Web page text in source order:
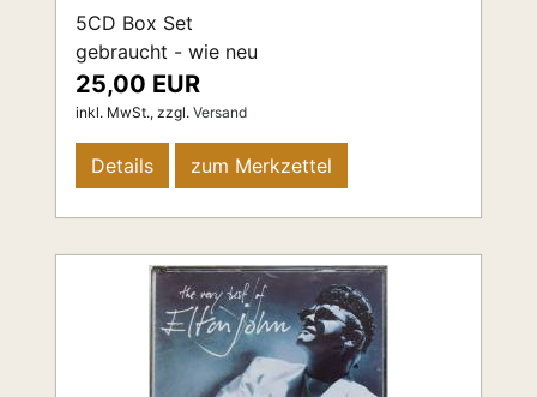
5CD Box Set
gebraucht - wie neu
25,00 EUR
inkl. MwSt., zzgl. Versand
Details zum Merkzettel